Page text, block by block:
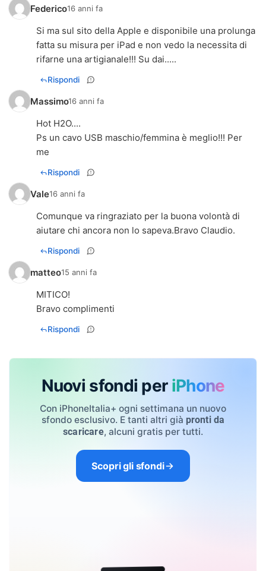
Federico16 anni fa
Si ma sul sito della Apple e disponibile una prolunga
fatta su misura per iPad e non vedo la necessita di
rifarne una artigianale!!! Su dai.....
Rispondi
Massimo16 anni fa
Hot H2O....
Ps un cavo USB maschio/femmina è meglio!!! Per
me
Rispondi
Vale16 anni fa
Comunque va ringraziato per la buona volontà di
aiutare chi ancora non lo sapeva.Bravo Claudio.
Rispondi
matteo15 anni fa
MITICO!
Bravo complimenti
Rispondi
Nuovi sfondi per iPhone
Con iPhoneItalia+ ogni settimana un nuovo
sfondo esclusivo. E tanti altri già pronti da
scaricare, alcuni gratis per tutti.
Scopri gli sfondi